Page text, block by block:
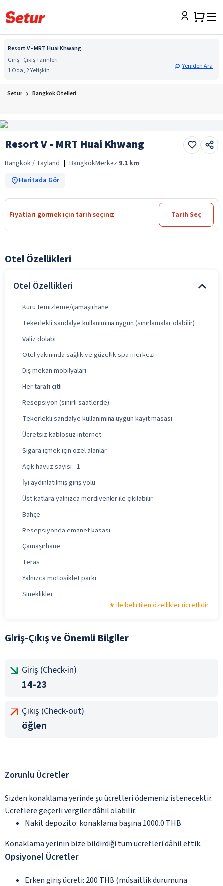
Resort V - MRT Huai Khwang
Giriş - Çıkış Tarihleri
1 Oda, 2 Yetişkin
Yeniden Ara
Setur Bangkok Otelleri
Resort V - MRT Huai Khwang
Bangkok / Tayland | BangkokMerkez:9.1 km
Haritada Gör
Fiyatları görmek için tarih seçiniz Tarih Seç
Otel Özellikleri
Otel Özellikleri
Kuru temizleme/çamaşırhane
Tekerlekli sandalye kullanımına uygun (sınırlamalar olabilir)
Valiz dolabı
Otel yakınında sağlık ve güzellik spa merkezi
Dış mekan mobilyaları
Her tarafı çitli
Resepsiyon (sınırlı saatlerde)
Tekerlekli sandalye kullanımına uygun kayıt masası
Ücretsiz kablosuz internet
Sigara içmek için özel alanlar
Açık havuz sayısı - 1
İyi aydınlatılmış giriş yolu
Üst katlara yalnızca merdivenler ile çıkılabilir
Bahçe
Resepsiyonda emanet kasası
Çamaşırhane
Teras
Yalnızca motosiklet parkı
Sineklikler
ile belirtilen özellikler ücretlidir.
Giriş-Çıkış ve Önemli Bilgiler
Giriş (Check-in)
14-23
Çıkış (Check-out)
öğlen
Zorunlu Ücretler
Sizden konaklama yerinde şu ücretleri ödemeniz istenecektir.
Ücretlere geçerli vergiler dâhil olabilir:
Nakit depozito: konaklama başına 1000.0 THB
Konaklama yerinin bize bildirdiği tüm ücretleri dâhil ettik.
Opsiyonel Ücretler
Erken giriş ücreti: 200 THB (müsaitlik durumuna